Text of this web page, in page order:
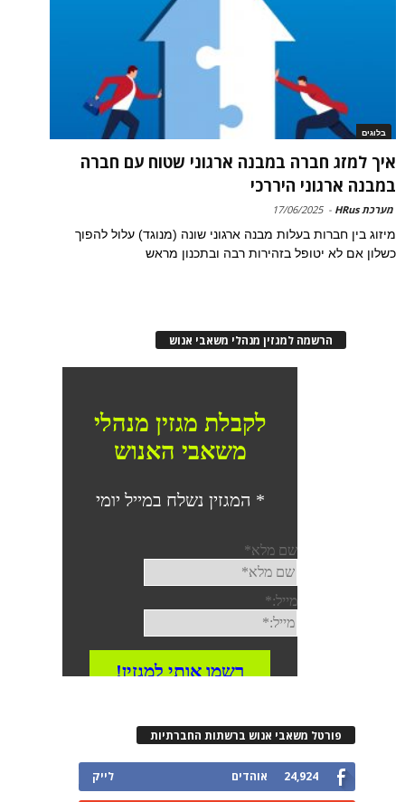
בלוגים
איך למזג חברה במבנה ארגוני שטוח עם חברה
במבנה ארגוני היררכי
מערכת HRus -
17/06/2025
מיזוג בין חברות בעלות מבנה ארגוני שונה (מנוגד) עלול להפוך
כשלון אם לא יטופל בזהירות רבה ובתכנון מראש
הרשמה למגזין מנהלי משאבי אנוש
פורטל משאבי אנוש ברשתות החברתיות
24,924 אוהדים לייק